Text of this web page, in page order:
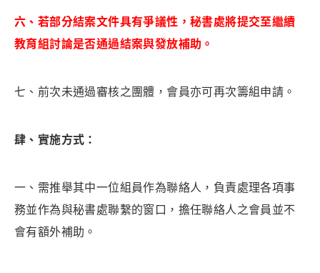
六、若部分結案文件具有爭議性，秘書處將提交至繼續
教育組討論是否通過結案與發放補助。
七、前次未通過審核之團體，會員亦可再次籌組申請。
肆 、實施方式 ：
一、需推舉其中一位組員作為聯絡人，負責處理各項事
務並作為與秘書處聯繫的窗口，擔任聯絡人之會員並不
會有額外補助。